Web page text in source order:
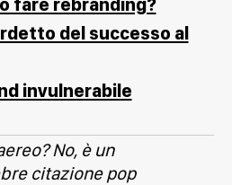
del successo al
invulnerabile
No, è un
citazione pop